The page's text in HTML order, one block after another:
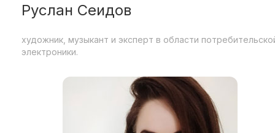
Руслан Сеидов
художник, музыкант и эксперт в области
электроники.